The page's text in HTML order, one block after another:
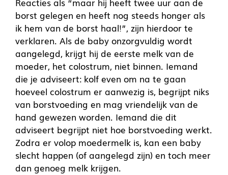
borst gelegen en heeft nog steeds honger als
ik hem van de borst haal!”, zijn hierdoor te
verklaren. Als de baby onzorgvuldig wordt
aangelegd, krijgt hij de eerste melk van de
moeder, het colostrum, niet binnen. Iemand
die je adviseert: kolf even om na te gaan
hoeveel colostrum er aanwezig is, begrijpt niks
van borstvoeding en mag vriendelijk van de
hand gewezen worden. Iemand die dit
adviseert begrijpt niet hoe borstvoeding werkt.
Zodra er volop moedermelk is, kan een baby
slecht happen (of aangelegd zijn) en toch meer
dan genoeg melk krijgen.